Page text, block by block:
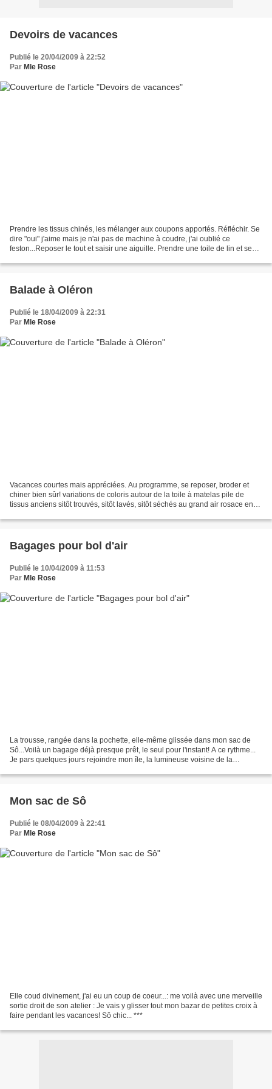
Devoirs de vacances
Publié le 20/04/2009 à 22:52
Par Mle Rose
Prendre les tissus chinés, les mélanger aux coupons apportés. Réfléchir. Se
dire "oui" j'aime mais je n'ai pas de machine à coudre, j'ai oublié ce
feston...Reposer le tout et saisir une aiguille. Prendre une toile de lin et se
Balade à Oléron
Publié le 18/04/2009 à 22:31
Par Mle Rose
Vacances courtes mais appréciées. Au programme, se reposer, broder et
chiner bien sûr! variations de coloris autour de la toile à matelas pile de
tissus anciens sitôt trouvés, sitôt lavés, sitôt séchés au grand air rosace en
Bagages pour bol d'air
Publié le 10/04/2009 à 11:53
Par Mle Rose
La trousse, rangée dans la pochette, elle-même glissée dans mon sac de
Sô...Voilà un bagage déjà presque prêt, le seul pour l'instant! A ce rythme...
Je pars quelques jours rejoindre mon île, la lumineuse voisine de la
Mon sac de Sô
Publié le 08/04/2009 à 22:41
Par Mle Rose
Elle coud divinement, j'ai eu un coup de coeur...: me voilà avec une merveille
sortie droit de son atelier : Je vais y glisser tout mon bazar de petites croix à
faire pendant les vacances! Sô chic... ***